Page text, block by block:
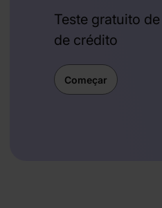
Teste gratuito
de crédito
Começar